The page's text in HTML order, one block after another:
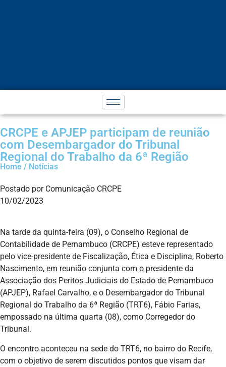
CRCPE e APJEP participam de reunião
com Desembargador do Tribunal
Regional do Trabalho da 6ª Região
Home / Notícias
Postado por Comunicação CRCPE
10/02/2023
Na tarde da quinta-feira (09), o Conselho Regional de
Contabilidade de Pernambuco (CRCPE) esteve representado
pelo vice-presidente de Fiscalização, Ética e Disciplina, Roberto
Nascimento, em reunião conjunta com o presidente da
Associação dos Peritos Judiciais do Estado de Pernambuco
(APJEP), Rafael Carvalho, e o Desembargador do Tribunal
Regional do Trabalho da 6ª Região (TRT6), Fábio Farias,
empossado na última quarta (08), como Corregedor do
Tribunal.
O encontro aconteceu na sede do TRT6, no bairro do Recife,
com o objetivo de serem discutidos pontos que visam dar